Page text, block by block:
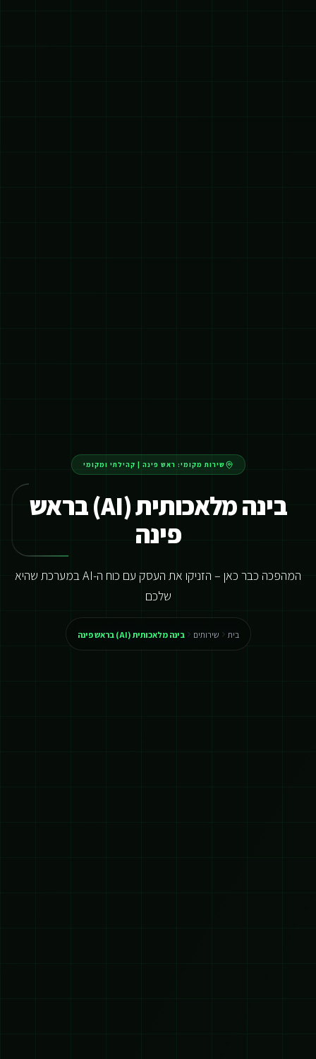
שירות מקומי: ראש פינה קהילתי ומקומי
בינה מלאכותית (AI) בראש
פינה
המהפכה כבר כאן – הזניקו את העסק עם כוח ה-AI במערכת שהיא
שלכם
בית שירותים בינה מלאכותית (AI) בראש פינה